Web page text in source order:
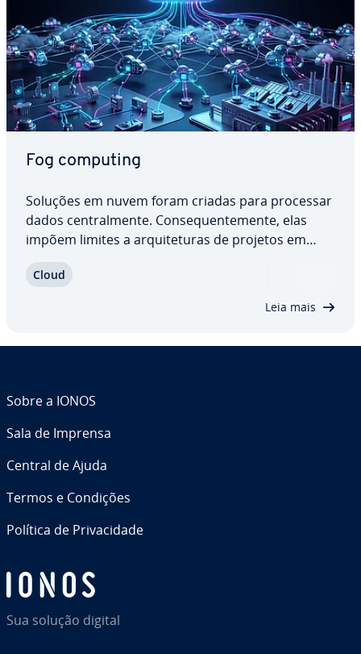
Fog computing
Soluções em nuvem foram criadas para processar
dados cen­tral­mente. Con­se­quen­te­mente, elas
impõem limites a ar­qui­te­tu­ras de projetos em
banda. Para que projetos maiores e mais am­bi­ci­o­
Cloud
Leia mais
Sua solução digital
Sobre a IONOS
Sala de Imprensa
Central de Ajuda
Termos e Condições
Política de Pri­va­ci­dade